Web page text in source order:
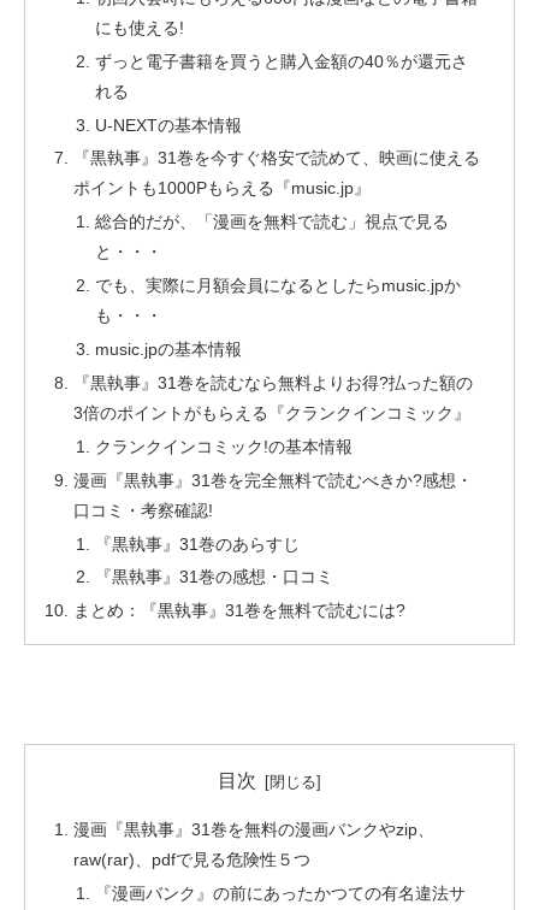
にも使える!
ずっと電子書籍を買うと購入金額の40％が還元さ
れる
U-NEXTの基本情報
『黒執事』31巻を今すぐ格安で読めて、映画に使える
ポイントも1000Pもらえる『music.jp』
総合的だが、「漫画を無料で読む」視点で見る
と・・・
でも、実際に月額会員になるとしたらmusic.jpか
も・・・
music.jpの基本情報
『黒執事』31巻を読むなら無料よりお得?払った額の
3倍のポイントがもらえる『クランクインコミック』
クランクインコミック!の基本情報
漫画『黒執事』31巻を完全無料で読むべきか?感想・
口コミ・考察確認!
『黒執事』31巻のあらすじ
『黒執事』31巻の感想・口コミ
まとめ：『黒執事』31巻を無料で読むには?
目次
漫画『黒執事』31巻を無料の漫画バンクやzip、
raw(rar)、pdfで見る危険性５つ
『漫画バンク』の前にあったかつての有名違法サ